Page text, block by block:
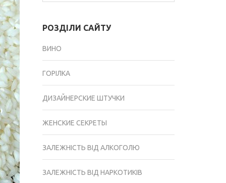
РОЗДІЛИ САЙТУ
ВИНО
ГОРІЛКА
ДИЗАЙНЕРСКИЕ ШТУЧКИ
ЖЕНСКИЕ СЕКРЕТЫ
ЗАЛЕЖНІСТЬ ВІД АЛКОГОЛЮ
ЗАЛЕЖНІСТЬ ВІД НАРКОТИКІВ